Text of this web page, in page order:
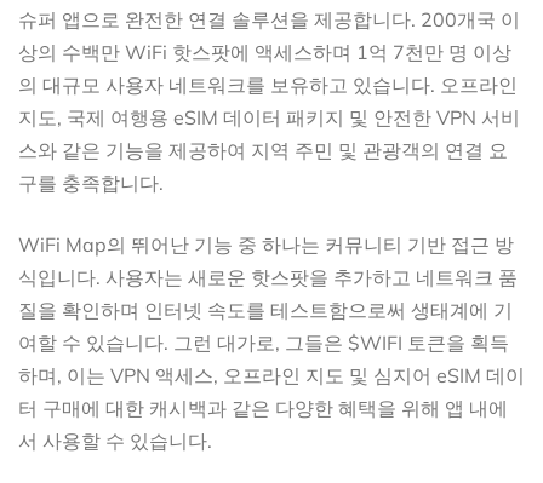
슈퍼 앱으로 완전한 연결 솔루션을 제공합니다. 200개국 이
상의 수백만 WiFi 핫스팟에 액세스하며 1억 7천만 명 이상
의 대규모 사용자 네트워크를 보유하고 있습니다. 오프라인
지도, 국제 여행용 eSIM 데이터 패키지 및 안전한 VPN 서비
스와 같은 기능을 제공하여 지역 주민 및 관광객의 연결 요
구를 충족합니다.
WiFi Map의 뛰어난 기능 중 하나는 커뮤니티 기반 접근 방
식입니다. 사용자는 새로운 핫스팟을 추가하고 네트워크 품
질을 확인하며 인터넷 속도를 테스트함으로써 생태계에 기
여할 수 있습니다. 그런 대가로, 그들은 $WIFI 토큰을 획득
하며, 이는 VPN 액세스, 오프라인 지도 및 심지어 eSIM 데이
터 구매에 대한 캐시백과 같은 다양한 혜택을 위해 앱 내에
서 사용할 수 있습니다.